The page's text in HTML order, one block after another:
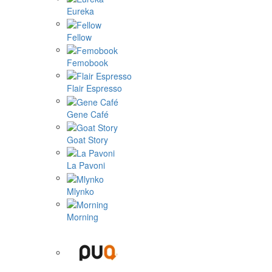
Eureka
Fellow
Femobook
Flair Espresso
Gene Café
Goat Story
La Pavoni
Mlynko
Morning